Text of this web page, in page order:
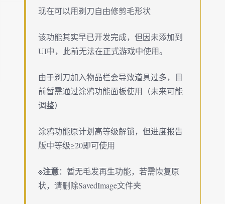
现在可以用剃刀自由修剪毛形状
该功能其实早已开发完成，但因未添加到
UI中，此前无法在正式游戏中使用。
由于剃刀加入物品栏会导致道具过多，目
前暂需通过涂鸦功能面板使用（未来可能
调整）
涂鸦功能原计划高等级解锁，但进度报告
版中等级≥20即可使用
※注意：暂无毛发再生功能，若需恢复原
状，请删除SavedImage文件夹